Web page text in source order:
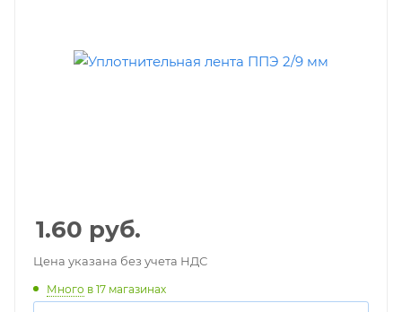
1.60 руб.
Цена указана без учета НДС
Много в 17 магазинах